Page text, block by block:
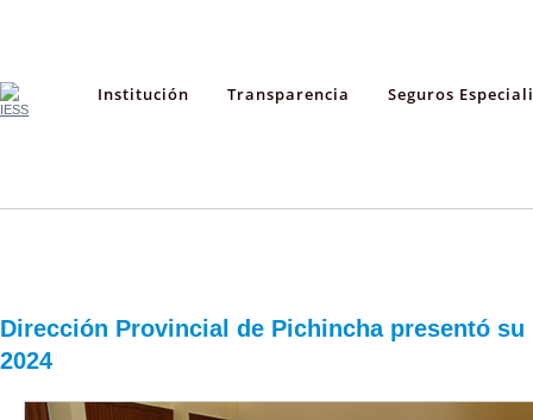
Institución Transparencia Seguros
Dirección Provincial de Pichincha presentó su
2024